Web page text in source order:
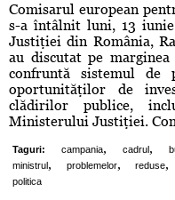
Comisarul european
s-a întâlnit luni, 13
Justiţiei din România,
au discutat pe
confruntă sistemul de
oportunităţilor de
clădirilor publice,
Ministerului Justiţiei.
Taguri: campania, cadrul ,
ministrul , problemelor, reduse,
politica